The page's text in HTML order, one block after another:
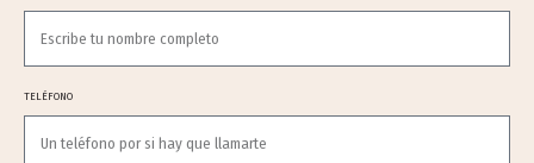
TELÉFONO